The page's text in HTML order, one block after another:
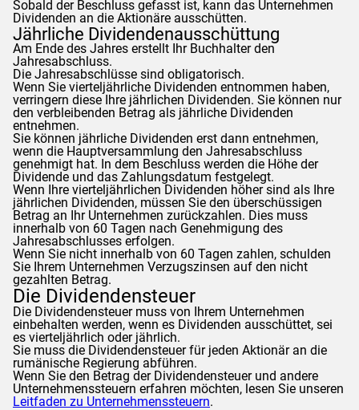
Sobald der Beschluss gefasst ist, kann das Unternehmen
Dividenden an die Aktionäre ausschütten.
Jährliche Dividendenausschüttung
Am Ende des Jahres erstellt Ihr Buchhalter den
Jahresabschluss.
Die Jahresabschlüsse sind obligatorisch.
Wenn Sie vierteljährliche Dividenden entnommen haben,
verringern diese Ihre jährlichen Dividenden. Sie können nur
den verbleibenden Betrag als jährliche Dividenden
entnehmen.
Sie können jährliche Dividenden erst dann entnehmen,
wenn die Hauptversammlung den Jahresabschluss
genehmigt hat. In dem Beschluss werden die Höhe der
Dividende und das Zahlungsdatum festgelegt.
Wenn Ihre vierteljährlichen Dividenden höher sind als Ihre
jährlichen Dividenden, müssen Sie den überschüssigen
Betrag an Ihr Unternehmen zurückzahlen. Dies muss
innerhalb von 60 Tagen nach Genehmigung des
Jahresabschlusses erfolgen.
Wenn Sie nicht innerhalb von 60 Tagen zahlen, schulden
Sie Ihrem Unternehmen Verzugszinsen auf den nicht
gezahlten Betrag.
Die Dividendensteuer
Die Dividendensteuer muss von Ihrem Unternehmen
einbehalten werden, wenn es Dividenden ausschüttet, sei
es vierteljährlich oder jährlich.
Sie muss die Dividendensteuer für jeden Aktionär an die
rumänische Regierung abführen.
Wenn Sie den Betrag der Dividendensteuer und andere
Unternehmenssteuern erfahren möchten, lesen Sie unseren
Leitfaden zu Unternehmenssteuern.